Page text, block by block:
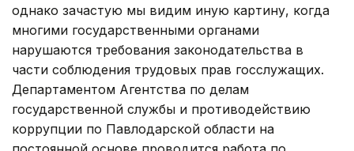
однако зачастую мы видим иную картину, когда
многими государственными органами
нарушаются требования законодательства в
части соблюдения трудовых прав госслужащих.
Департаментом Агентства по делам
государственной службы и противодействию
коррупции по Павлодарской области на